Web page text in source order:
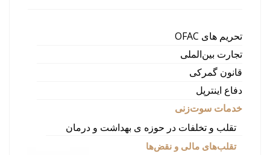
تحریم های OFAC
تجارت بین‌الملی
قانون گمرکی
دفاع اینترپل
خدمات سوت‌زنی
تقلب و تخلفات در حوزه ی بهداشت و درمان
تقلب‌های مالی و نقض‌ها